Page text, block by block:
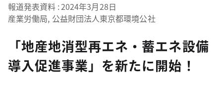
報道発表資料 2024年3月28日
産業労働局, 公益財団法人東京都環境公社
「地産地消型再エネ・蓄エネ設備
導入促進事業」を新たに開始！